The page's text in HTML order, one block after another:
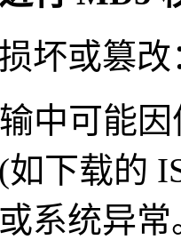
或篡改
可能因
下载的
系统异常